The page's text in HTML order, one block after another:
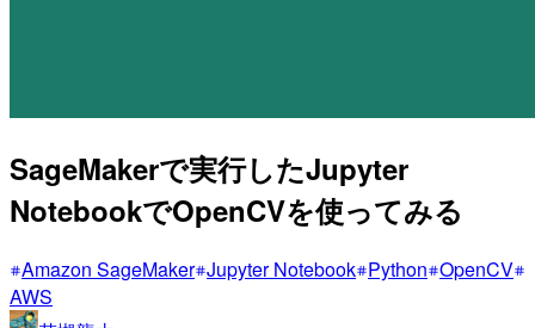
SageMakerで実行したJupyter
NotebookでOpenCVを使ってみる
Amazon SageMaker Jupyter Notebook Python OpenCV
AWS